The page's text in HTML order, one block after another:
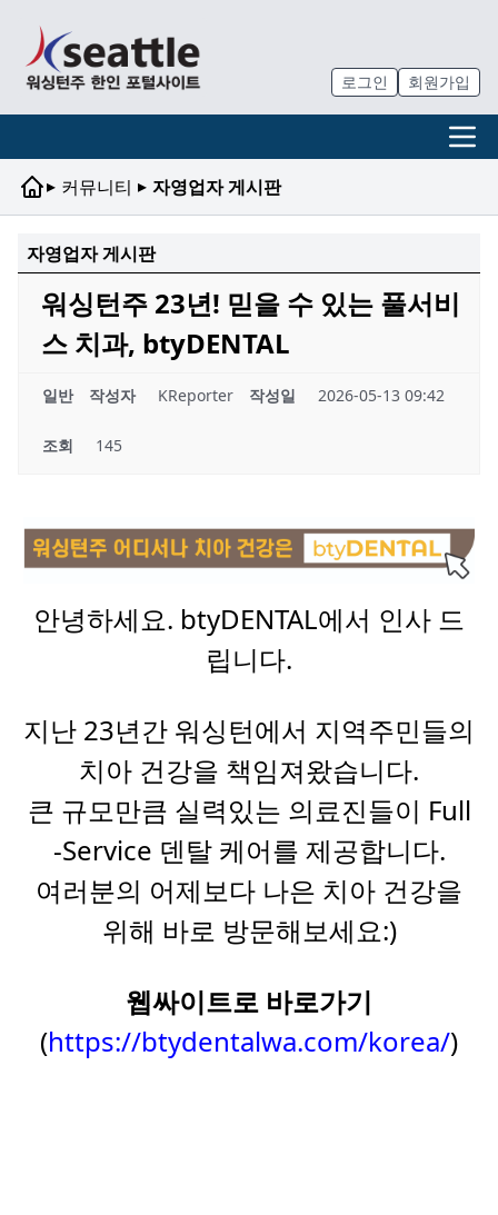
로그인 회원가입
▸ 커뮤니티 ▸ 자영업자 게시판
자영업자 게시판
워싱턴주 23년! 믿을 수 있는 풀서비
스 치과, btyDENTAL
일반 작성자 KReporter 작성일 2026-05-13 09:42
조회 145
안녕하세요. btyDENTAL에서 인사 드
립니다.
지난 23년간 워싱턴에서 지역주민들의
치아 건강을 책임져왔습니다.
큰 규모만큼 실력있는 의료진들이 Full
-Service 덴탈 케어를 제공합니다.
여러분의 어제보다 나은 치아 건강을
위해 바로 방문해보세요:)
웹싸이트로 바로가기
(https://btydentalwa.com/korea/)